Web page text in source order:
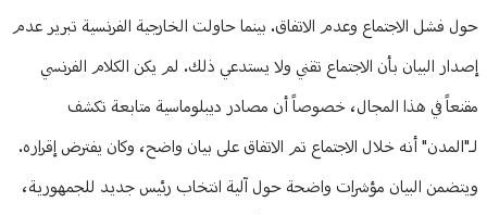
ثقافة ومجتمع
منوعات
حول فشل الاجتماع وعدم الاتفاق. بينما حاولت الخارجية الفرنسية تبرير عدم
إصدار البيان بأن الاجتماع تقني ولا يستدعي ذلك. لم يكن الكلام الفرنسي
مقنعاً في هذا المجال، خصوصاً أن مصادر ديبلوماسية متابعة تكشف
لـ"المدن" أنه خلال الاجتماع تم الاتفاق على بيان واضح، وكان يفترض إقراره.
ويتضمن البيان مؤشرات واضحة حول آلية انتخاب رئيس جديد للجمهورية،